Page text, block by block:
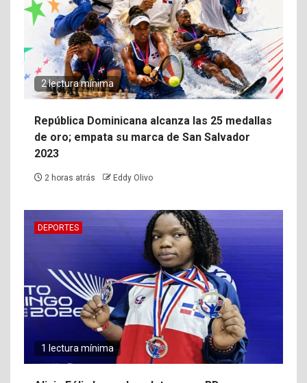
2 lectura mínima
República Dominicana alcanza las 25 medallas
de oro; empata su marca de San Salvador
2023
2 horas atrás Eddy Olivo
DEPORTES
1 lectura mínima